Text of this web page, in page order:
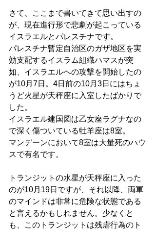
さて、ここまで書いてきて思い出すの
が、現在進行形で悲劇が起こっている
イスラエルとパレスチナです。
パレスチナ暫定自治区のガザ地区を実
効支配するイスラム組織ハマスが突
如、イスラエルへの攻撃を開始したの
が10月7日。4日前の10月3日にはちょ
うど火星が天秤座に入室したばかりで
した。
イスラエル建国図は乙女座ラグナなの
で深く傷ついている牡羊座は8室。
マンデーンにおいて8室は大量死のハウ
スで有名です。
トランジットの水星が天秤座に入った
のが10月19日ですが、それ以降、両軍
のマインドは非常に危険な状態である
と言えるかもしれません。少なくと
も、このトランジットは残虐行為のト